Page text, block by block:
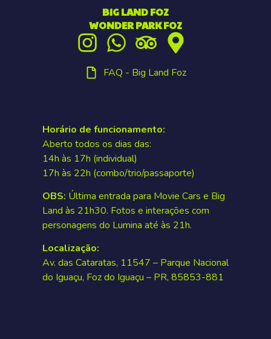
BIG LAND FOZ
WONDER PARK FOZ
FAQ - Big Land Foz
Horário de funcionamento:
Aberto todos os dias das:
14h às 17h (individual)
17h às 22h (combo/trio/passaporte)
OBS: Última entrada para Movie Cars e Big
Land às 21h30. Fotos e interações com
personagens do Lumina até às 21h.
Localização:
Av. das Cataratas, 11547 – Parque Nacional
do Iguaçu, Foz do Iguaçu – PR, 85853-881